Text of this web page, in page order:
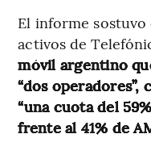
El informe
activos de
móvil argentino
“dos operadores”,
“una cuota del
frente al 41% de